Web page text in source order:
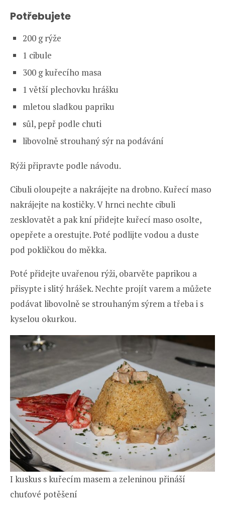
Potřebujete
200 g rýže
1 cibule
300 g kuřecího masa
1 větší plechovku hrášku
mletou sladkou papriku
sůl, pepř podle chuti
libovolně strouhaný sýr na podávání
Rýži připravte podle návodu.
Cibuli oloupejte a nakrájejte na drobno. Kuřecí maso
nakrájejte na kostičky. V hrnci nechte cibuli
zesklovatět a pak kní přidejte kuřecí maso osolte,
opepřete a orestujte. Poté podlijte vodou a duste
pod pokličkou do měkka.
Poté přidejte uvařenou rýži, obarvěte paprikou a
přisypte i slitý hrášek. Nechte projít varem a můžete
podávat libovolně se strouhaným sýrem a třeba i s
kyselou okurkou.
I kuskus s kuřecím masem a zeleninou přináší
chuťové potěšení